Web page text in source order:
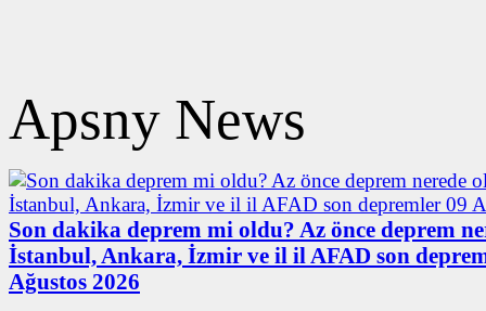
Apsny News
Son dakika deprem mi oldu? Az önce deprem
İstanbul, Ankara, İzmir ve il il AFAD son
Ağustos 2026